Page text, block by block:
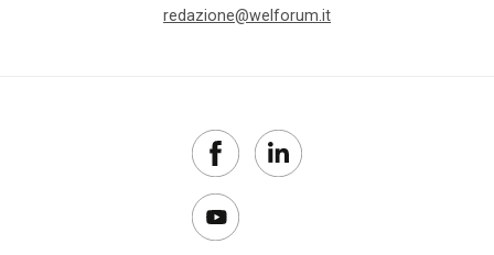
redazione@welforum.it